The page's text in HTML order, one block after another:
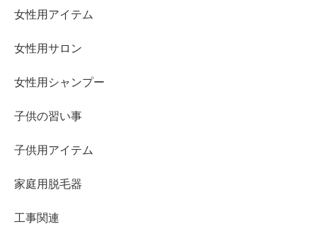
女性用アイテム
女性用サロン
女性用シャンプー
子供の習い事
子供用アイテム
家庭用脱毛器
工事関連